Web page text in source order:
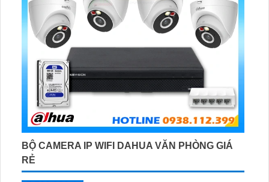
BỘ CAMERA IP WIFI DAHUA VĂN PHÒNG GIÁ
RẺ